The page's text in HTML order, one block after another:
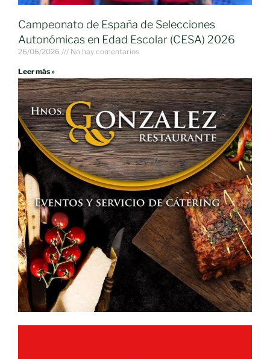
Campeonato de España de Selecciones
Autonómicas en Edad Escolar (CESA) 2026
26/06/2026 No hay comentarios
Leer más »